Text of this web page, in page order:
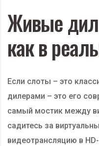
Живые
как в
Если слоты – это
дилерами – это его
самый мостик между
садитесь за
видеотрансляцию в